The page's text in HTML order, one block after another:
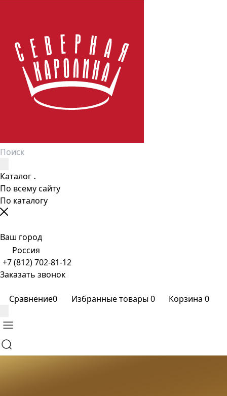
Каталог
По всему сайту
По каталогу
Ваш город
Россия
+7 (812) 702-81-12
Заказать звонок
Сравнение0 Избранные товары0 Корзина 0